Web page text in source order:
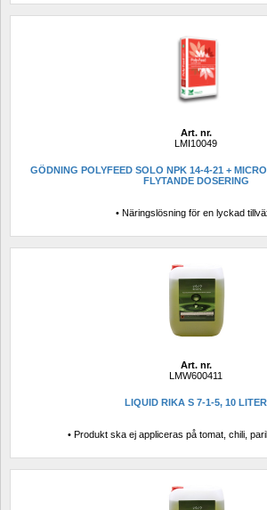
Art. nr.
LMI10049
GÖDNING POLYFEED SOLO NPK 14-4-21 +
FLYTANDE DOSERING
• Näringslösning för en lyckad
Art. nr.
LMW600411
LIQUID RIKA S 7-1-5, 10 LITER
• Produkt ska ej appliceras på tomat, chili,